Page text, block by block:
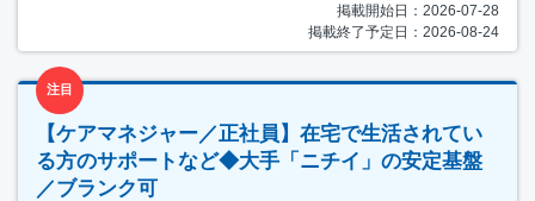
掲載開始日：2026-07-28
掲載終了予定日：2026-08-24
注目
【ケアマネジャー／正社員】在宅で生活されてい
る方のサポートなど◆大手「ニチイ」の安定基盤
／ブランク可